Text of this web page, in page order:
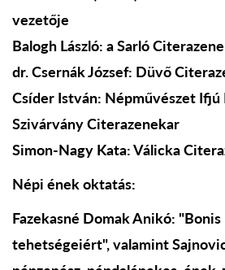
vezetője
Balogh László: a Sarló
dr. Csernák József: Düvő
Csíder István: Népművészet Ifjú
Szivárvány Citerazenekar
Simon-Nagy Kata: Válicka
Népi ének oktatás:
Fazekasné Domak Anikó:
tehetségeiért", valamint